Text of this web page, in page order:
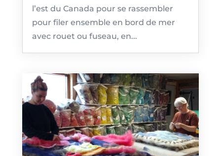
l’est du Canada pour se rassembler
pour filer ensemble en bord de mer
avec rouet ou fuseau, en...